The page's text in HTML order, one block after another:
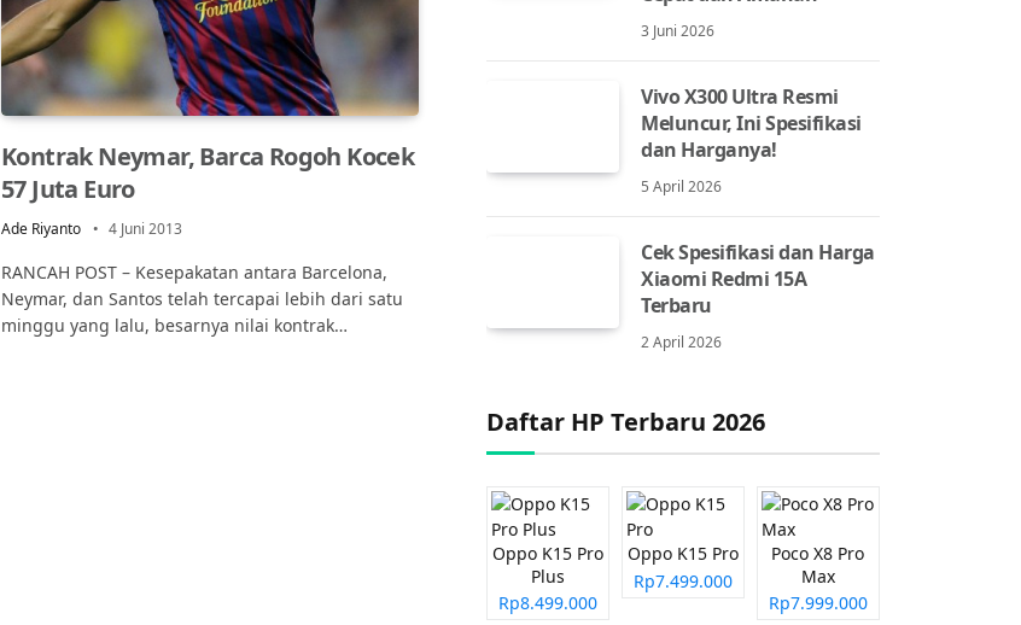
Kontrak Neymar, Barca Rogoh Kocek
57 Juta Euro
Ade Riyanto 4 Juni 2013
RANCAH POST – Kesepakatan antara Barcelona,
Neymar, dan Santos telah tercapai lebih dari satu
minggu yang lalu, besarnya nilai kontrak…
3 Juni 2026
Vivo X300 Ultra Resmi
Meluncur, Ini Spesifikasi
dan Harganya!
5 April 2026
Cek Spesifikasi dan Harga
Xiaomi Redmi 15A
Terbaru
2 April 2026
Daftar HP Terbaru 2026
Oppo K15 Pro
Plus
Rp8.499.000
Oppo K15 Pro
Rp7.499.000
Poco X8 Pro
Max
Rp7.999.000